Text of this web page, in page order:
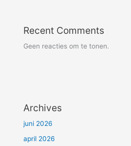
Recent Comments
Geen reacties om te tonen.
Archives
juni 2026
april 2026